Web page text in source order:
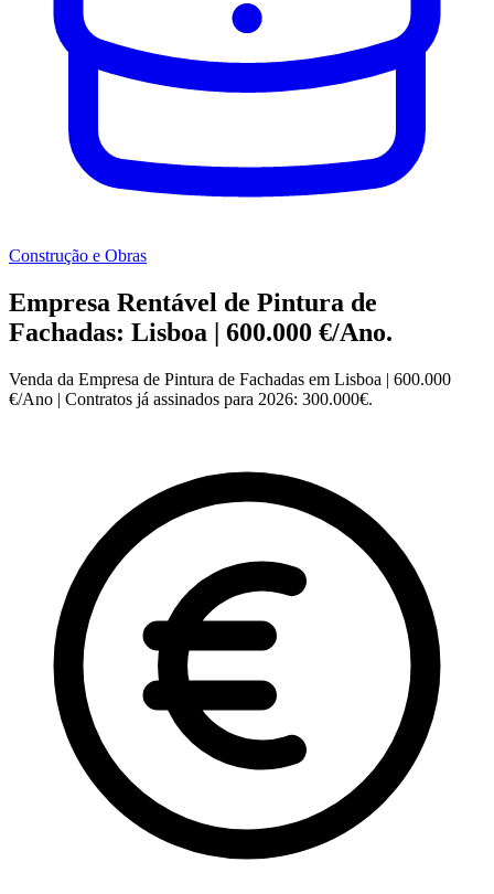
Construção e Obras
Empresa Rentável de Pintura de
Fachadas: Lisboa | 600.000 €/Ano.
Venda da Empresa de Pintura de Fachadas em Lisboa | 600.000
€/Ano | Contratos já assinados para 2026: 300.000€.